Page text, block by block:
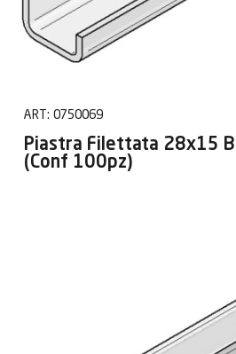
ART: 0750069
Piastra Filettata 28x15
(Conf 100pz)